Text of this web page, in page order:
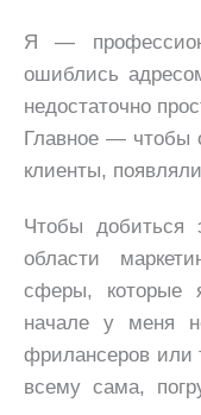
Я —
ошиблись
недостаточно
Главное — чтобы
клиенты,
Чтобы добиться
области
сферы,
начале у меня
фрилансеров или
всему сама,